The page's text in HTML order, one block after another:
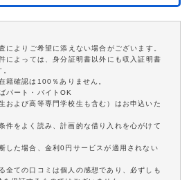
よりご希望に添えない場合がございます。
よっては、身分証明書以外にも収入証明書
籍確認は100％ありません。
パート・バイトOK
および高等専門学校生も含む）はお申込いた
件をよく読み、計画的な借り入れを心がけて
した場合、金利0円サービスが適用されない
全ての口コミは個人の感想であり、必ずしも